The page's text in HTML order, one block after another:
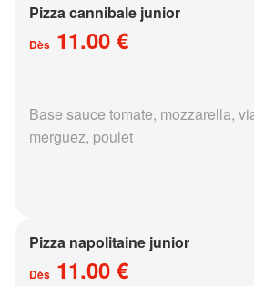
Pizza cannibale junior
Dès 11.00 €
Base sauce tomate, mozzarella,
merguez, poulet
Pizza napolitaine junior
Dès 11.00 €